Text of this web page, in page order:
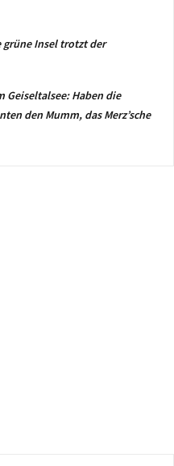
grüne Insel trotzt der
Geiseltalsee: Haben die
den Mumm, das Merz’sche